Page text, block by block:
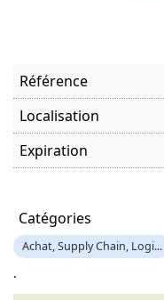
Référence
Localisation
Expiration
Catégories
Achat, Supply Chain, Logi...
.